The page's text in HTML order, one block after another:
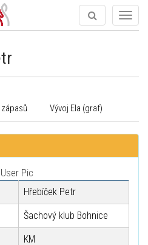
Vývoj Ela (graf)
Hřebíček Petr
Šachový klub Bohnice
KM